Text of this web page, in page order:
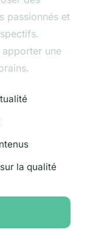
passionnés et
une
la qualité